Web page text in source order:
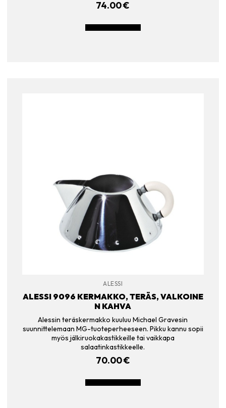
74.00€
ALESSI
ALESSI 9096 KERMAKKO, TERÄS, VALKOINE
N KAHVA
Alessin teräskermakko kuuluu Michael Gravesin
suunnittelemaan MG-tuoteperheeseen. Pikku kannu sopii
myös jälkiruokakastikkeille tai vaikkapa
salaatinkastikkeelle.
70.00€